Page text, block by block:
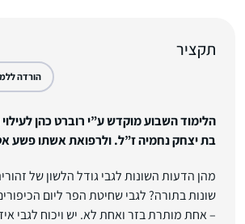
תקציר
הורדה
הלימוד השבוע מוקדש ע”י רוברט כהן
בת יצחק נחמיה ז”ל. ולרפואת אשתו פשע
מהן הדעות השונות לגבי גודל הלשון של
שונות בתורה? לגבי שחיטת הפר ליום
– אחת מותרת בזר ואחת לא. יש ויכוח לגבי